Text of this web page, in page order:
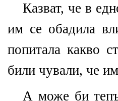
Казват, че в
им се обадила
попитала какво
били чували, че
А може би